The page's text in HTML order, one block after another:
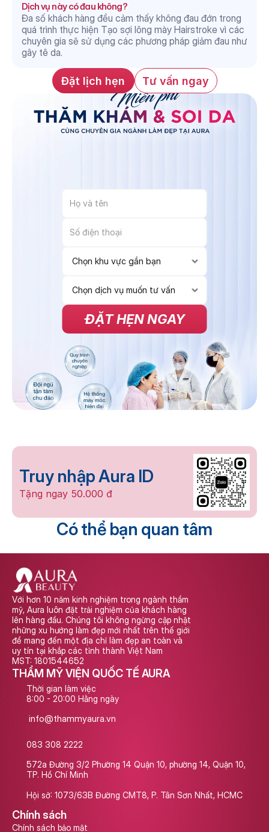
Dịch vụ này có đau không?
Đa số khách hàng đều cảm thấy không đau đớn trong
quá trình thực hiện Tạo sợi lông mày Hairstroke vì các
chuyên gia sẽ sử dụng các phương pháp giảm đau như
gây tê da.
Đặt lịch hẹn Tư vấn ngay
ĐẶT HẸN NGAY
Truy nhập Aura ID
Tặng ngay 50.000 đ
Có thể bạn quan tâm
Với hơn 10 năm kinh nghiệm trong ngành thẩm
mỹ, Aura luôn đặt trải nghiệm của khách hàng
lên hàng đầu. Chúng tôi không ngừng cập nhật
những xu hướng làm đẹp mới nhất trên thế giới
để mang đến một địa chỉ làm đẹp an toàn và
uy tín tại khắp các tỉnh thành Việt Nam
MST: 1801544652
THẨM MỸ VIỆN QUỐC TẾ AURA
Thời gian làm việc
8:00 - 20:00 Hằng ngày
info@thammyaura.vn
083 308 2222
572a Đường 3/2 Phường 14 Quận 10, phường 14, Quận 10,
TP. Hồ Chí Minh
Hội sở: 1073/63B Đường CMT8, P. Tân Sơn Nhất, HCMC
Chính sách
Chính sách bảo mật